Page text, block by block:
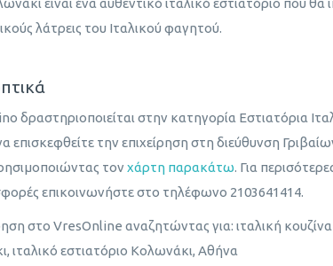
είναι ένα αυθεντικό ιταλικό εστιατόριο που θα
λάτρεις του Ιταλικού φαγητού.
δραστηριοποιείται στην κατηγορία Εστιατόρια
επισκεφθείτε την επιχείρηση στη διεύθυνση
τον χάρτη παρακάτω. Για
επικοινωνήστε στο τηλέφωνο 2103641414.
στο VresOnline αναζητώντας για: ιταλική
ιταλικό εστιατόριο Κολωνάκι, Αθήνα